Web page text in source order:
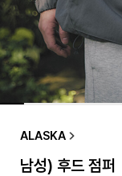
ALASKA
남성) 후드 점퍼